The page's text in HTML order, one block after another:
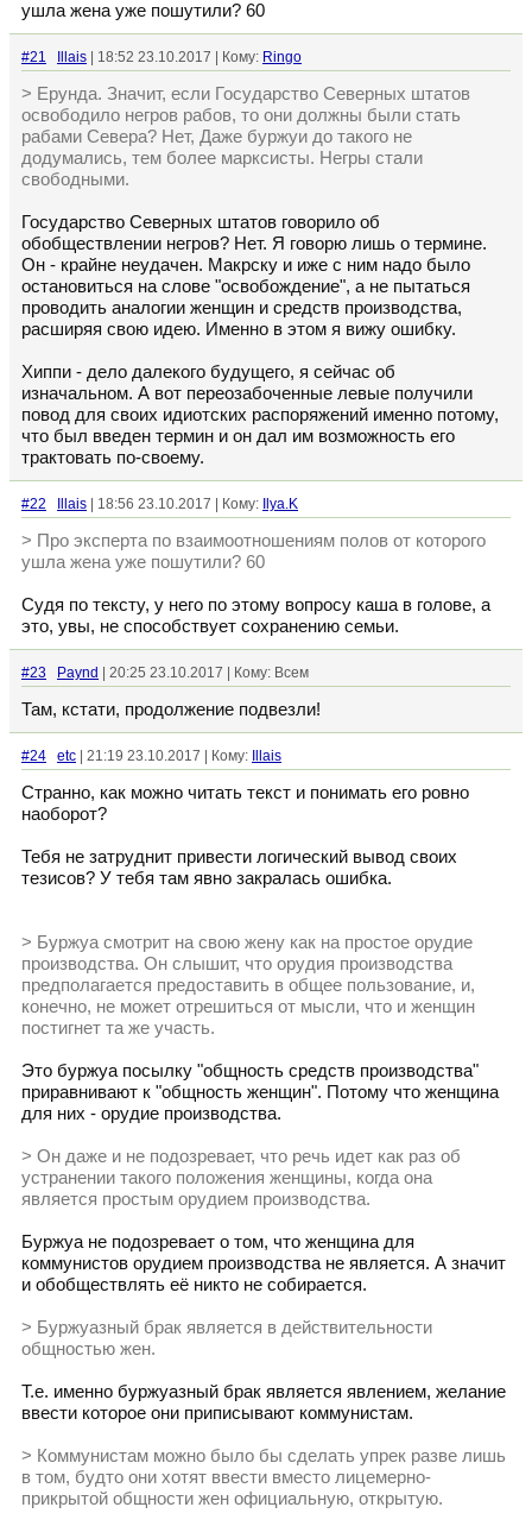
ушла жена уже пошутили? 60
#21 Illais | 18:52 23.10.2017 | Кому: Ringo
> Ерунда. Значит, если Государство Северных штатов
освободило негров рабов, то они должны были стать
рабами Севера? Нет, Даже буржуи до такого не
додумались, тем более марксисты. Негры стали
свободными.
Государство Северных штатов говорило об
обобществлении негров? Нет. Я говорю лишь о термине.
Он - крайне неудачен. Макрску и иже с ним надо было
остановиться на слове "освобождение", а не пытаться
проводить аналогии женщин и средств производства,
расширяя свою идею. Именно в этом я вижу ошибку.
Хиппи - дело далекого будущего, я сейчас об
изначальном. А вот переозабоченные левые получили
повод для своих идиотских распоряжений именно потому,
что был введен термин и он дал им возможность его
трактовать по-своему.
#22 Illais | 18:56 23.10.2017 | Кому: Ilya.K
> Про эксперта по взаимоотношениям полов от которого
ушла жена уже пошутили? 60
Судя по тексту, у него по этому вопросу каша в голове, а
это, увы, не способствует сохранению семьи.
#23 Paynd | 20:25 23.10.2017 | Кому: Всем
Там, кстати, продолжение подвезли!
#24 etc | 21:19 23.10.2017 | Кому: Illais
Странно, как можно читать текст и понимать его ровно
наоборот?
Тебя не затруднит привести логический вывод своих
тезисов? У тебя там явно закралась ошибка.
> Буржуа смотрит на свою жену как на простое орудие
производства. Он слышит, что орудия производства
предполагается предоставить в общее пользование, и,
конечно, не может отрешиться от мысли, что и женщин
постигнет та же участь.
Это буржуа посылку "общность средств производства"
приравнивают к "общность женщин". Потому что женщина
для них - орудие производства.
> Он даже и не подозревает, что речь идет как раз об
устранении такого положения женщины, когда она
является простым орудием производства.
Буржуа не подозревает о том, что женщина для
коммунистов орудием производства не является. А значит
и обобществлять её никто не собирается.
> Буржуазный брак является в действительности
общностью жен.
Т.е. именно буржуазный брак является явлением, желание
ввести которое они приписывают коммунистам.
> Коммунистам можно было бы сделать упрек разве лишь
в том, будто они хотят ввести вместо лицемерно-
прикрытой общности жен официальную, открытую.